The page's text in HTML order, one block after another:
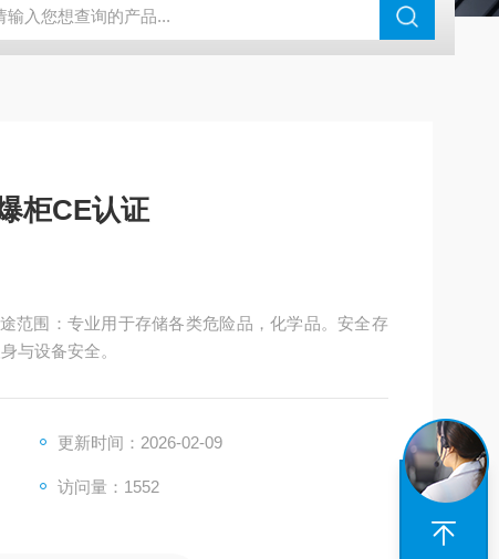
燥箱，烘箱控温范围300℃ DHG-9070B（70
柜CE认证
范围：专业用于存储各类危险品，化学品。安全存
与设备安全。
更新时间：2026-02-09
访问量：1552